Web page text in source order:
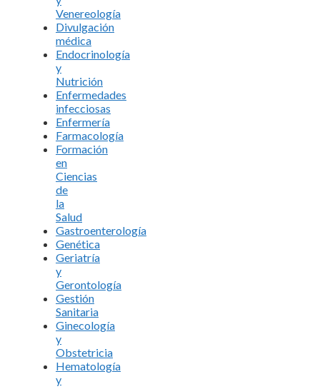
Venereología
Divulgación
médica
Endocrinología
y
Nutrición
Enfermedades
infecciosas
Enfermería
Farmacología
Formación
en
Ciencias
de
la
Salud
Gastroenterología
Genética
Geriatría
y
Gerontología
Gestión
Sanitaria
Ginecología
y
Obstetricia
Hematología
y